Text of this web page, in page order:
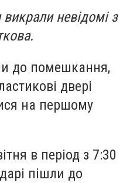
невідомі з
до помешкання,
двері
на першому
в період з 7:30
пішли до